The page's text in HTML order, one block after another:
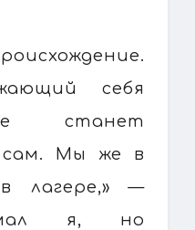
себя
станет
сам. Мы же в
лагере,» —
я, но